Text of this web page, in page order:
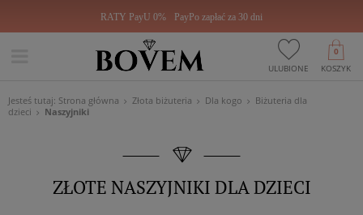
RATY PayU 0% PayPo zapłać za 30 dni
ULUBIONE KOSZYK
0
Jesteś tutaj: Strona główna Złota biżuteria Dla kogo
Biżuteria dla
dzieci
Naszyjniki
ZŁOTE NASZYJNIKI DLA DZIECI